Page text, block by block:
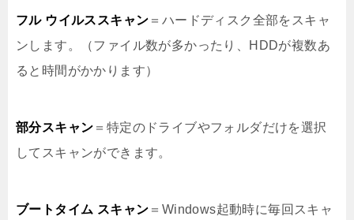
フル ウイルススキャン ＝ハードディスク全部をスキャ
ンします。（ファイル数が多かったり、HDDが複数あ
ると時間がかかります）
部分スキャン ＝特定のドライブやフォルダだけを選択
してスキャンができます。
ブートタイム スキャン ＝Windows起動時に毎回スキャ